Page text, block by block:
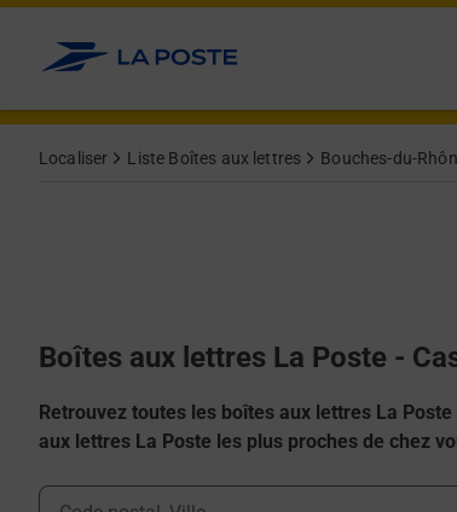
Allez au contenu
Localiser Liste Boîtes aux lettres Bouches-du-
Boîtes aux lettres La Poste -
Retrouvez toutes les boîtes aux lettres La
aux lettres La Poste les plus proches de chez
Ville, Département, Code Postal